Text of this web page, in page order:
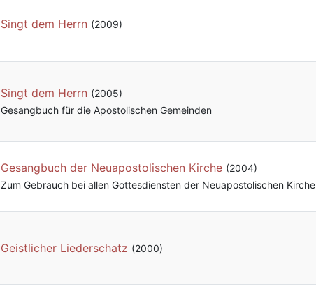
Singt dem Herrn (2009)
Singt dem Herrn (2005)
Gesangbuch für die Apostolischen Gemeinden
Gesangbuch der Neuapostolischen Kirche (2004)
Zum Gebrauch bei allen Gottesdiensten der Neuapostolischen Kirche
Geistlicher Liederschatz (2000)